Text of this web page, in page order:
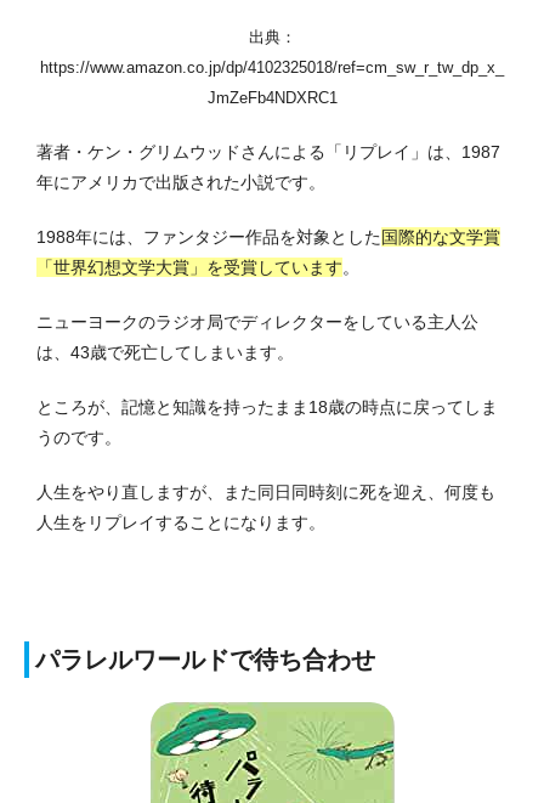
出典：
https://www.amazon.co.jp/dp/4102325018/ref=cm_sw_r_tw_dp_x_
JmZeFb4NDXRC1
著者・ケン・グリムウッドさんによる「リプレイ」は、1987
年にアメリカで出版された小説です。
1988年には、ファンタジー作品を対象とした国際的な文学賞
「世界幻想文学大賞」を受賞しています。
ニューヨークのラジオ局でディレクターをしている主人公
は、43歳で死亡してしまいます。
ところが、記憶と知識を持ったまま18歳の時点に戻ってしま
うのです。
人生をやり直しますが、また同日同時刻に死を迎え、何度も
人生をリプレイすることになります。
パラレルワールドで待ち合わせ